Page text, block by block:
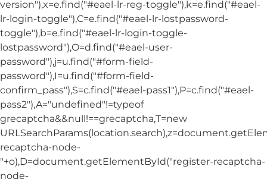
version"),x=e.find("#eael-lr-reg-toggle"),k=e.find("#eael-
lr-login-toggle"),C=e.find("#eael-lr-lostpassword-
toggle"),b=e.find("#eael-lr-login-toggle-
lostpassword"),O=d.find("#eael-user-
password"),j=u.find("#form-field-
password"),I=u.find("#form-field-
confirm_pass"),S=c.find("#eael-pass1"),P=c.find("#eael-
pass2"),A="undefined"!=typeof
grecaptcha&&null!==grecaptcha,T=new
recaptcha-node-
"+o),D=document.getElementById("register-recaptcha-
node-